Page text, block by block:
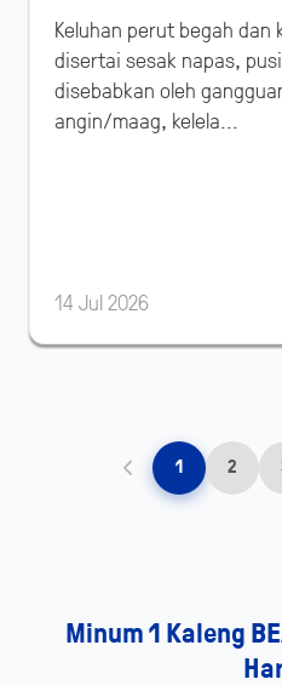
Keluhan perut begah
disertai sesak napas,
disebabkan oleh
angin/maag, kelela...
14 Jul 2026
1 2
Minum 1 Kaleng